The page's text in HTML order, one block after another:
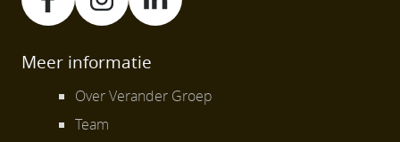
Meer informatie
Over Verander Groep
Team